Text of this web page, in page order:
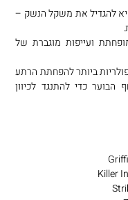
להגדיל את משקל הנשק –
ועייפות מוגברת של
ביותר להפחתת הרתע
כדי להתנגד לכיוון
Killer